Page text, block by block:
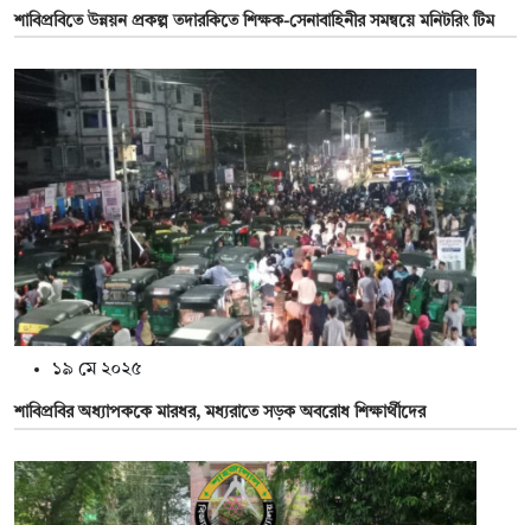
শাবিপ্রবিতে উন্নয়ন প্রকল্প তদারকিতে শিক্ষক-সেনাবাহিনীর সমন্বয়ে মনিটরিং টিম
১৯ মে ২০২৫
শাবিপ্রবির অধ্যাপককে মারধর, মধ্যরাতে সড়ক অবরোধ শিক্ষার্থীদের